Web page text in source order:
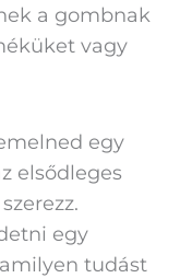
a gombnak
vagy
egy
elsődleges
egy
tudást